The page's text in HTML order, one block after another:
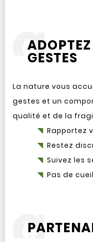
ADOPTEZ
GESTES
La nature vous
gestes et un
qualité et de la
Rapportez
Restez
Suivez les
Pas de